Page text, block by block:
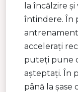
la încălzire
întindere. În
accelerați
puteți pune
așteptați. În
până la șase